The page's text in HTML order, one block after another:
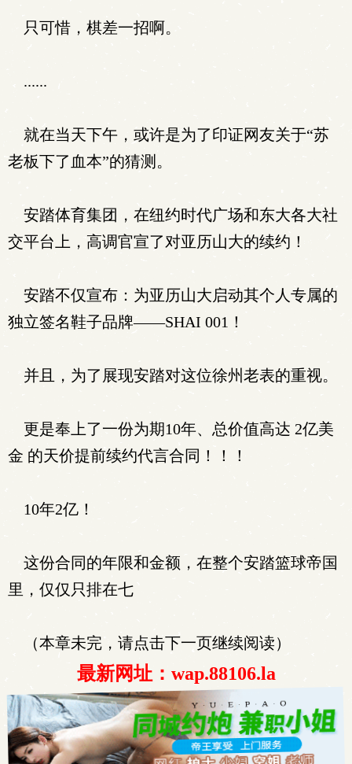
只可惜，棋差一招啊。
......
就在当天下午，或许是为了印证网友关于“苏
老板下了血本”的猜测。
安踏体育集团，在纽约时代广场和东大各大社
交平台上，高调官宣了对亚历山大的续约！
安踏不仅宣布：为亚历山大启动其个人专属的
独立签名鞋子品牌——SHAI 001！
并且，为了展现安踏对这位徐州老表的重视。
更是奉上了一份为期10年、总价值高达 2亿美
金 的天价提前续约代言合同！！！
10年2亿！
这份合同的年限和金额，在整个安踏篮球帝国
里，仅仅只排在七
（本章未完，请点击下一页继续阅读）
最新网址：wap.88106.la